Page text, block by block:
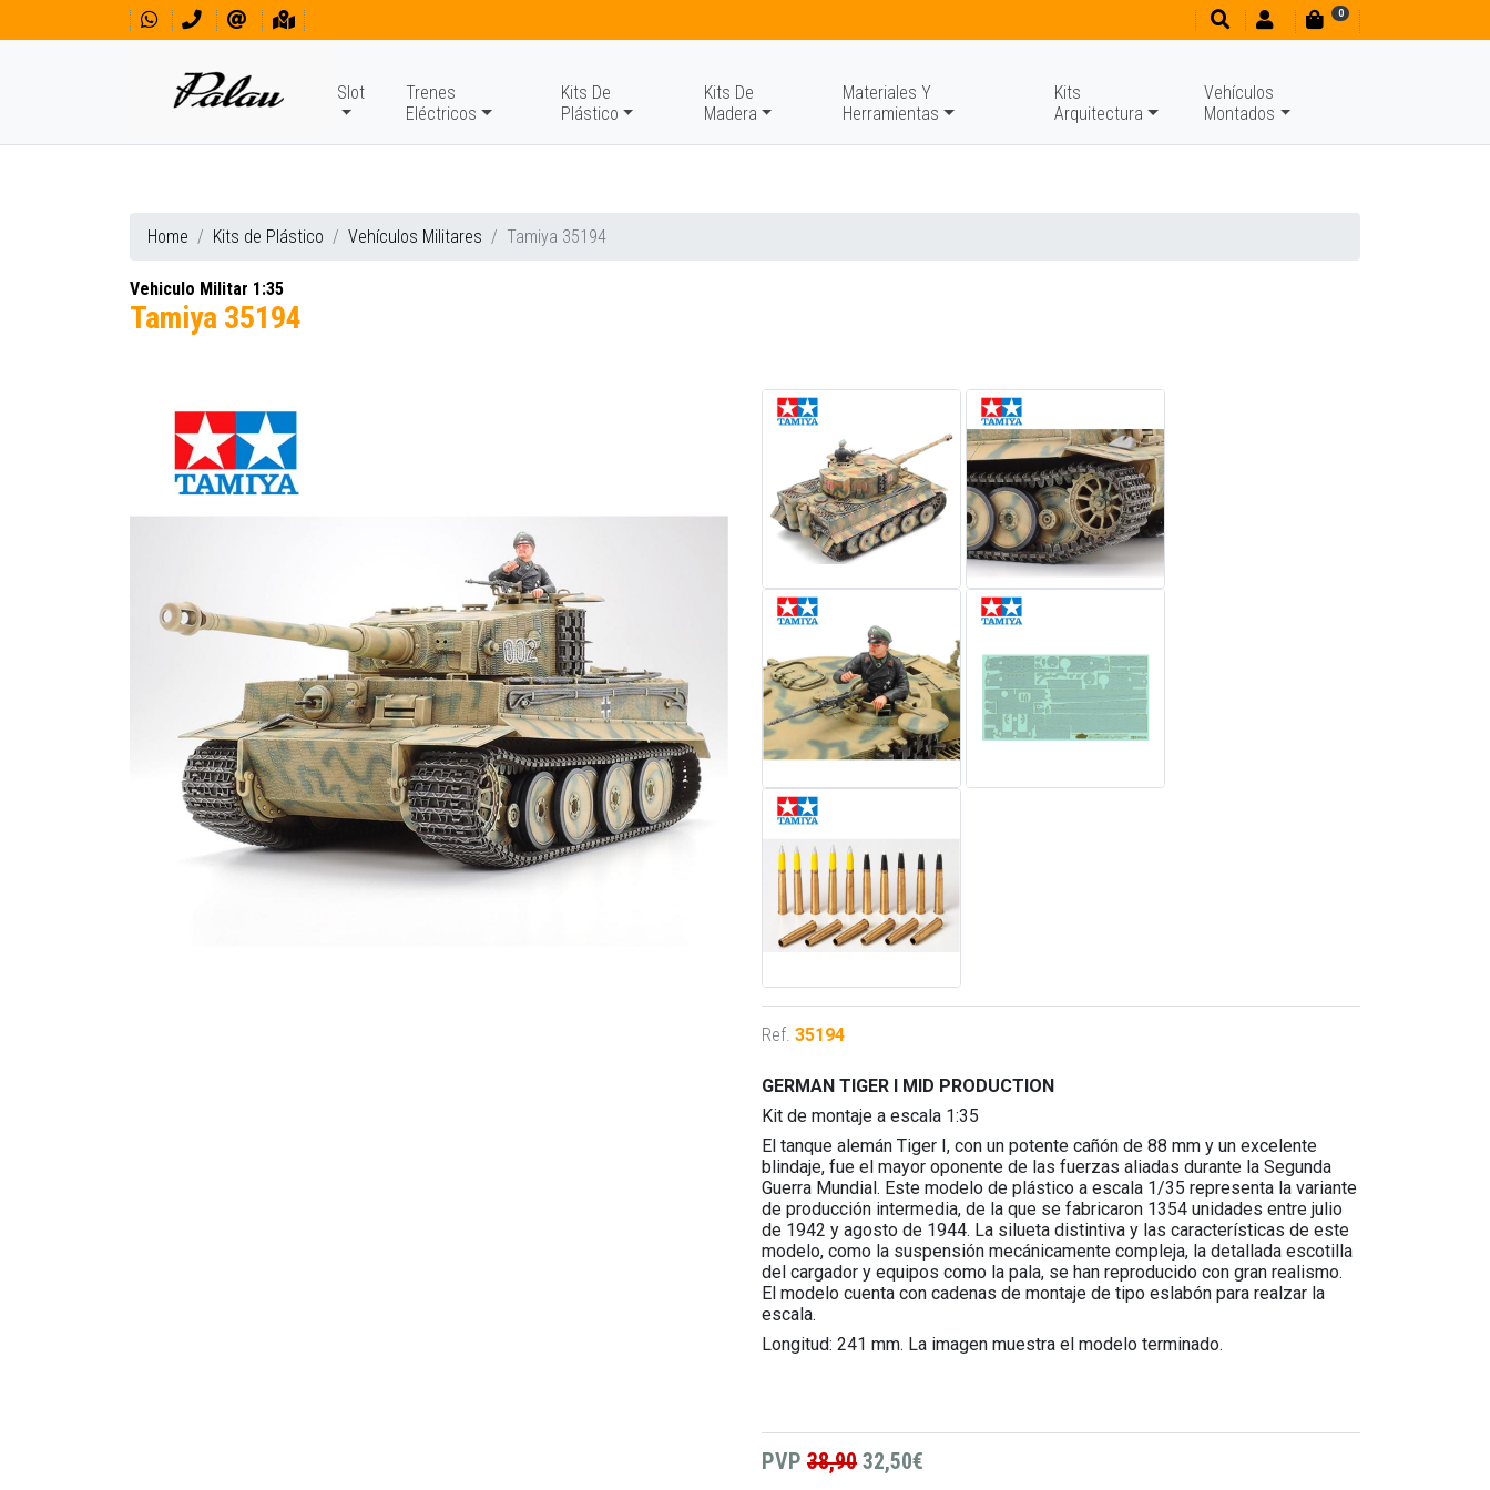
0
Slot
Trenes
Eléctricos
Kits De
Plástico
Kits De
Madera
Materiales Y
Herramientas
Kits
Arquitectura
Vehículos
Montados
Home Kits de Plástico Vehículos Militares Tamiya 35194
Vehiculo Militar 1:35
Tamiya 35194
Ref. 35194
GERMAN TIGER I MID PRODUCTION
Kit de montaje a escala 1:35
El tanque alemán Tiger I, con un potente cañón de 88 mm y un excelente
blindaje, fue el mayor oponente de las fuerzas aliadas durante la Segunda
Guerra Mundial. Este modelo de plástico a escala 1/35 representa la variante
de producción intermedia, de la que se fabricaron 1354 unidades entre julio
de 1942 y agosto de 1944. La silueta distintiva y las características de este
modelo, como la suspensión mecánicamente compleja, la detallada escotilla
del cargador y equipos como la pala, se han reproducido con gran realismo.
El modelo cuenta con cadenas de montaje de tipo eslabón para realzar la
escala.
Longitud: 241 mm. La imagen muestra el modelo terminado.
PVP 38,90 32,50€